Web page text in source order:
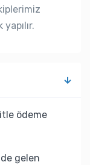
ödeme
gelen